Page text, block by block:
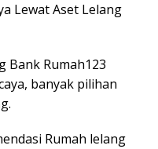
Lewat Aset Lelang
Bank Rumah123
banyak pilihan
Rumah lelang